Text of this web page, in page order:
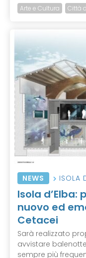
Arte e Cultura Città
NEWS ISOLA
Isola
nuovo ed
Cetacei
Sarà realizzato
avvistare
sempre più